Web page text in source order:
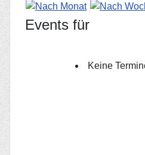
Events für
Keine